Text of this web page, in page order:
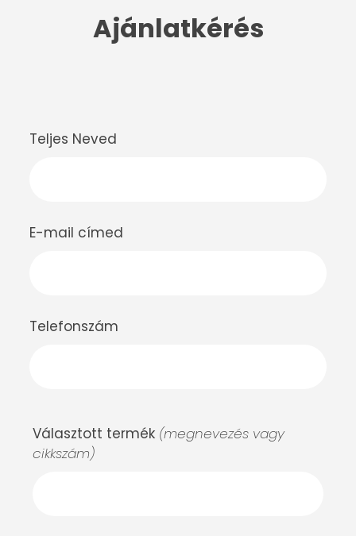
Ajánlatkérés
Teljes Neved
E-mail címed
Telefonszám
Választott termék (megnevezés vagy
cikkszám)